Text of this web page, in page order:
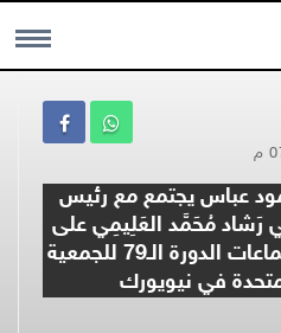
MENU
عباس يجتمع مع رئيس
رَشاد مُحَمَّد العَلِيمِي على
هامش مشاركته في اجتماعات الدورة الـ79 للجمعية
في نيويورك